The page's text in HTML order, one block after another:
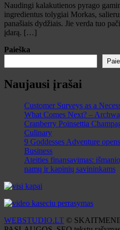
Naudingi kalakutienos pyrago
ingredientus tolygiai Morkas,
panašiais dydžiais. Jie verda tuo
įdarą. […]
Paieška
Naujausi įrašai
Customer Surveys as a
What Comes Next? –
Cranberry Poinsettia
Culinary
9 Goddesses Adventure
Business
Ateities finansavimas:
namų ir kapinių savininkams
WEBSTUDIO.LT ©